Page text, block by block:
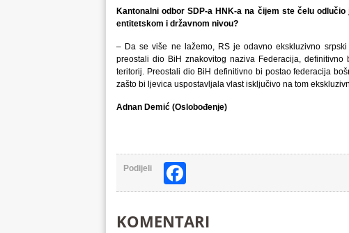
Kantonalni odbor SDP-a HNK-a na čijem ste čelu
entitetskom i državnom nivou?
– Da se više ne lažemo, RS je odavno ekskluzivno
preostali dio BiH znakovitog naziva Federacija,
teritorij. Preostali dio BiH definitivno bi postao federacija
zašto bi ljevica uspostavljala vlast isključivo na tom
Adnan Demić (Oslobođenje)
Podijeli
KOMENTARI